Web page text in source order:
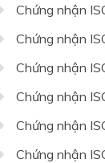
Chứng nhận
Chứng nhận
Chứng nhận
Chứng nhận
Chứng nhận
Chứng nhận